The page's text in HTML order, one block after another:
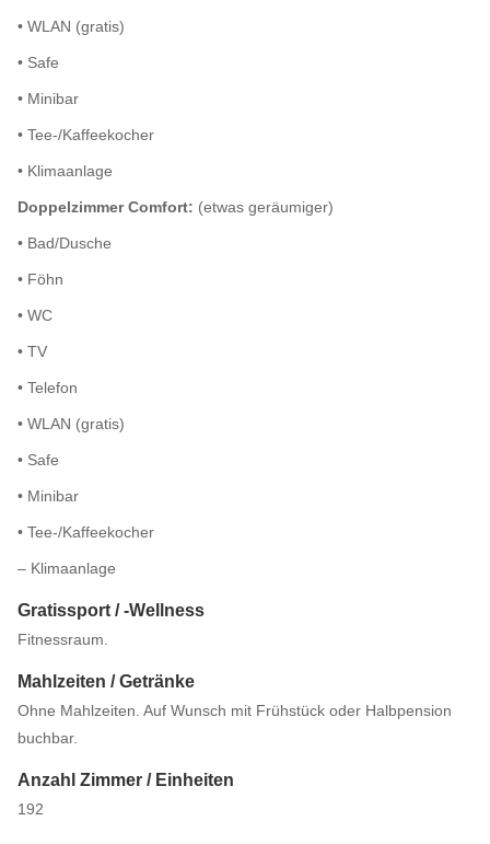
• WLAN (gratis)
• Safe
• Minibar
• Tee-/Kaffeekocher
• Klimaanlage
Doppelzimmer Comfort: (etwas geräumiger)
• Bad/Dusche
• Föhn
• WC
• TV
• Telefon
• WLAN (gratis)
• Safe
• Minibar
• Tee-/Kaffeekocher
– Klimaanlage
Gratissport / -Wellness
Fitnessraum.
Mahlzeiten / Getränke
Ohne Mahlzeiten. Auf Wunsch mit Frühstück oder Halbpension
buchbar.
Anzahl Zimmer / Einheiten
192